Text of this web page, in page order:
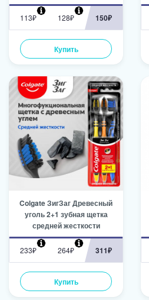
113₽ 128₽ 150₽
Купить
Colgate ЗигЗаг Древесный
уголь 2+1 зубная щетка
средней жесткости
233₽ 264₽ 311₽
Купить